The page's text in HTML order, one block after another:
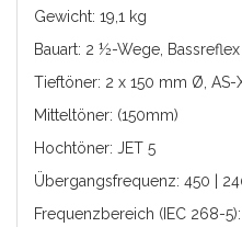
Gewicht: 19,1 kg
Bauart: 2 ½-Wege, Bassreflex
Tieftöner: 2 x 150 mm Ø, AS-
Mitteltöner: (150mm)
Hochtöner: JET 5
Übergangsfrequenz: 450 |
Frequenzbereich (IEC 268-